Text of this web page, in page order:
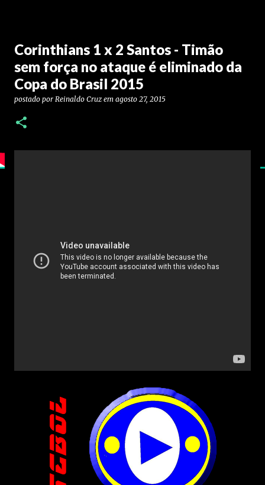
Corinthians 1 x 2 Santos - Timão
sem força no ataque é eliminado da
Copa do Brasil 2015
postado por Reinaldo Cruz em agosto 27, 2015